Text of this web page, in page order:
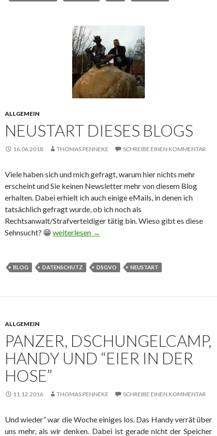
ALLGEMEIN
NEUSTART DIESES BLOGS
16.06.2018 THOMAS PENNEKE SCHREIBE EINEN KOMMENTAR
Viele haben sich und mich gefragt, warum hier nichts mehr
erscheint und Sie keinen Newsletter mehr von diesem Blog
erhalten. Dabei erhielt ich auch einige eMails, in denen ich
tatsächlich gefragt wurde, ob ich noch als
Rechtsanwalt/Strafverteidiger tätig bin. Wieso gibt es diese
Sehnsucht? 😁 Neustart dieses Blogs
weiterlesen →
BLOG DATENSCHUTZ DSGVO NEUSTART
ALLGEMEIN
PANZER, DSCHUNGELCAMP,
HANDY UND “EIER IN DER
HOSE”
11.12.2016 THOMAS PENNEKE SCHREIBE EINEN KOMMENTAR
Und wieder” war die Woche einiges los. Das Handy verrät über
uns mehr, als wir denken. Dabei ist gerade nicht der Speicher